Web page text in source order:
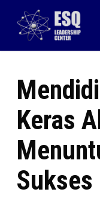
content
Keras
Sukses